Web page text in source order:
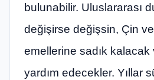
bulunabilir. Uluslararası
değişirse değişsin, Çin
emellerine sadık kalacak
yardım edecekler. Yıllar